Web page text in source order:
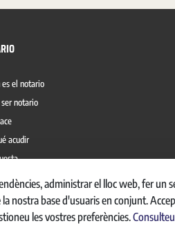
es el notario
ser notario
acudir
del blanqueo de capitales
administrar el lloc web, fer un
nostra base d'usuaris en conjunt.
les vostres preferències.